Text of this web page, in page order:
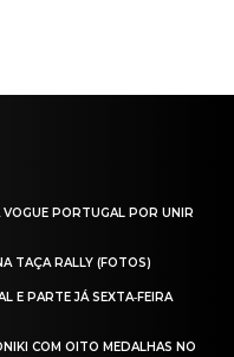
VOGUE PORTUGAL POR UNIR
TAÇA RALLY (FOTOS)
E PARTE JÁ SEXTA‑FEIRA
COM OITO MEDALHAS NO